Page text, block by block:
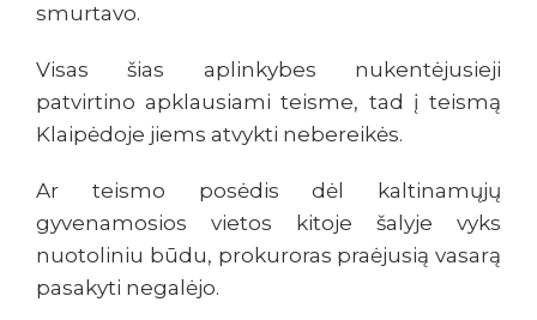
smurtavo.
Visas šias aplinkybes nukentėjusieji
patvirtino apklausiami teisme, tad į teismą
Klaipėdoje jiems atvykti nebereikės.
Ar teismo posėdis dėl kaltinamųjų
gyvenamosios vietos kitoje šalyje vyks
nuotoliniu būdu, prokuroras praėjusią vasarą
pasakyti negalėjo.